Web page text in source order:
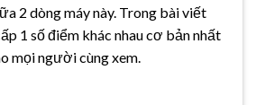
2 dòng máy này. Trong bài viết
1 số điểm khác nhau cơ bản nhất
mọi người cùng xem.